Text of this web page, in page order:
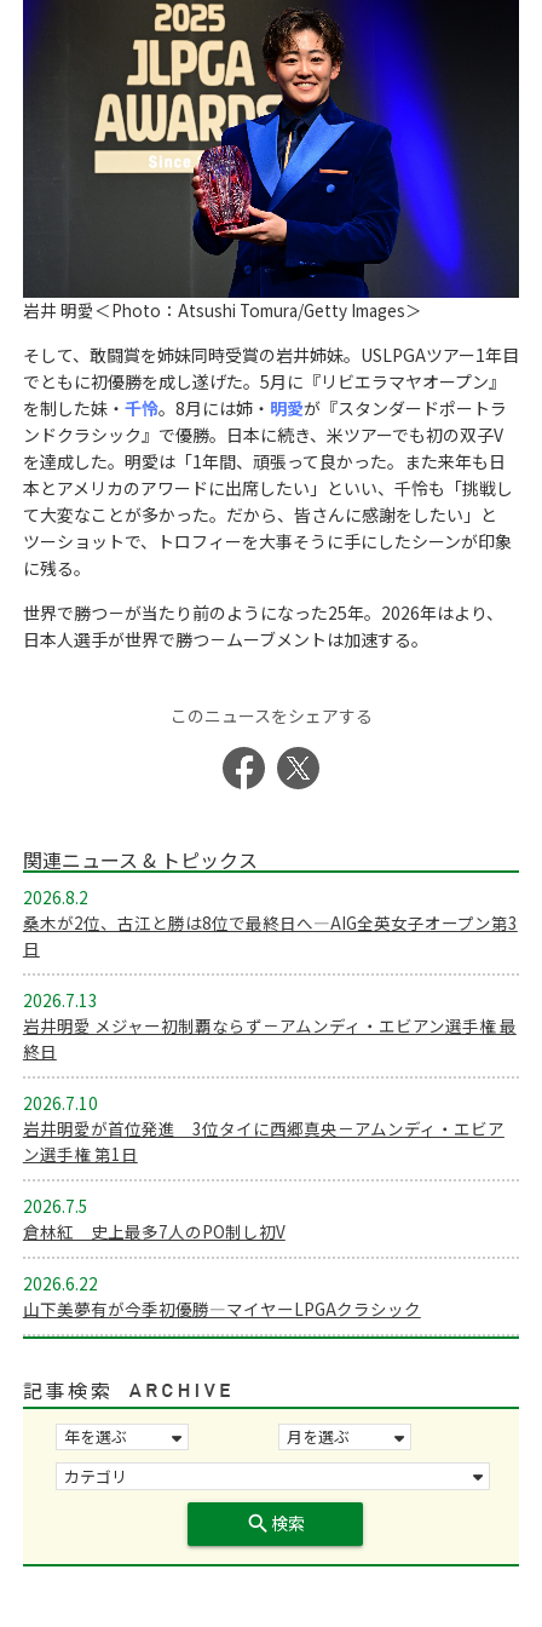
岩井 明愛＜Photo：Atsushi Tomura/Getty Images＞
そして、敢闘賞を姉妹同時受賞の岩井姉妹。USLPGAツアー1年目
でともに初優勝を成し遂げた。5月に『リビエラマヤオープン』
を制した妹・ 千怜。8月には姉・ 明愛が『スタンダードポートラ
ンドクラシック』で優勝。日本に続き、米ツアーでも初の双子V
を達成した。明愛は「1年間、頑張って良かった。また来年も日
本とアメリカのアワードに出席したい」といい、千怜も「挑戦し
て大変なことが多かった。だから、皆さんに感謝をしたい」と
ツーショットで、トロフィーを大事そうに手にしたシーンが印象
に残る。
世界で勝つ－が当たり前のようになった25年。2026年はより、
日本人選手が世界で勝つ－ムーブメントは加速する。
このニュースをシェアする
関連ニュース & トピックス
2026.8.2
桑木が2位、古江と勝は8位で最終日へ―AIG全英女子オープン第3
日
2026.7.13
岩井明愛 メジャー初制覇ならず－アムンディ・エビアン選手権 最
終日
2026.7.10
岩井明愛が首位発進 3位タイに西郷真央－アムンディ・エビア
ン選手権 第1日
2026.7.5
倉林紅 史上最多7人のPO制し初V
2026.6.22
山下美夢有が今季初優勝―マイヤーLPGAクラシック
記事検索
search 検索